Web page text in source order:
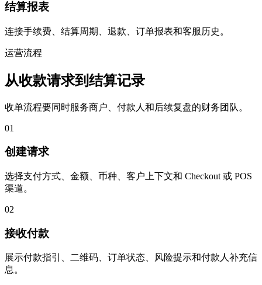
结算报表
连接手续费、结算周期、退款、订单报表和客服历史。
运营流程
从收款请求到结算记录
收单流程要同时服务商户、付款人和后续复盘的财务团队。
01
创建请求
选择支付方式、金额、币种、客户上下文和 Checkout 或 POS
渠道。
02
接收付款
展示付款指引、二维码、订单状态、风险提示和付款人补充信
息。